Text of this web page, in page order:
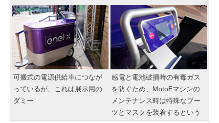
可搬式の電源供給車につなが
っているが、これは展示用の
ダミー
感電と電池破損時の有毒ガス
を防ぐため、MotoEマシンの
メンテナンス時は特殊なブー
ツとマスクを装着するという